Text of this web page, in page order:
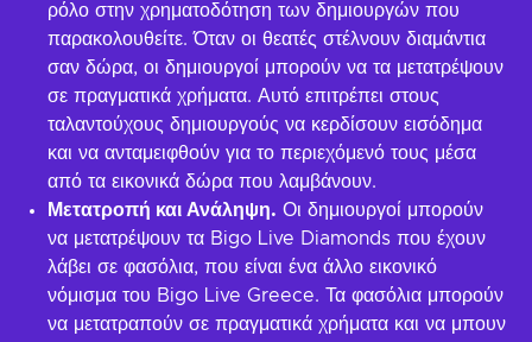
ρόλο στην χρηματοδότηση των δημιουργών που
παρακολουθείτε. Όταν οι θεατές στέλνουν διαμάντια
σαν δώρα, οι δημιουργοί μπορούν να τα μετατρέψουν
σε πραγματικά χρήματα. Αυτό επιτρέπει στους
ταλαντούχους δημιουργούς να κερδίσουν εισόδημα
και να ανταμειφθούν για το περιεχόμενό τους μέσα
από τα εικονικά δώρα που λαμβάνουν.
Μετατροπή και Ανάληψη. Οι δημιουργοί μπορούν
να μετατρέψουν τα Bigo Live Diamonds που έχουν
λάβει σε φασόλια, που είναι ένα άλλο εικονικό
νόμισμα του Bigo Live Greece. Τα φασόλια μπορούν
να μετατραπούν σε πραγματικά χρήματα και να μπουν